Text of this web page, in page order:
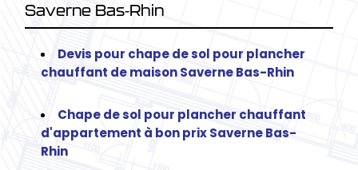
Saverne Bas-Rhin
Devis pour chape de sol pour plancher
chauffant de maison Saverne Bas-Rhin
Chape de sol pour plancher chauffant
d'appartement à bon prix Saverne Bas-
Rhin